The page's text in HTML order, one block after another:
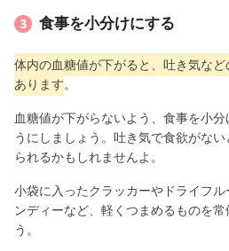
食事を小分けにする
体内の血糖値が下がると、吐き気な
あります。
血糖値が下がらないよう、食事を小
うにしましょう。吐き気で食欲がな
られるかもしれませんよ。
小袋に入ったクラッカーやドライフ
ンディーなど、軽くつまめるものを
う。